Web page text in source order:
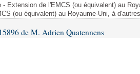
- Extension de l'EMCS (ou équivalent) au
(ou équivalent) au Royaume-Uni, à
de M. Adrien Quatennens